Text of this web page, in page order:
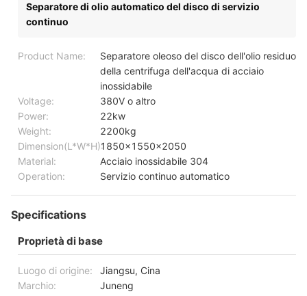
Separatore di olio automatico del disco di servizio
continuo
Product Name:
Separatore oleoso del disco dell'olio residuo
della centrifuga dell'acqua di acciaio
inossidabile
Voltage:
380V o altro
Power:
22kw
Weight:
2200kg
Dimension(L*W*H):1850x1550x2050
Material:
Acciaio inossidabile 304
Operation:
Servizio continuo automatico
Specifications
Proprietà di base
Luogo di origine:
Jiangsu, Cina
Marchio:
Juneng